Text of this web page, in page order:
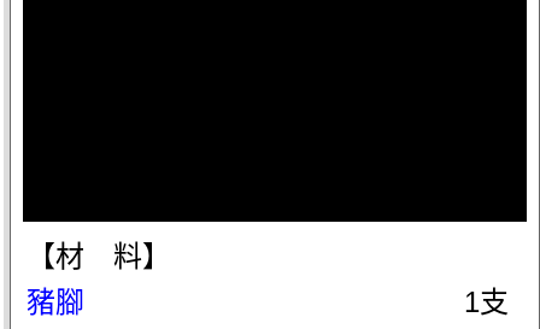
【材 料】
豬腳
1支